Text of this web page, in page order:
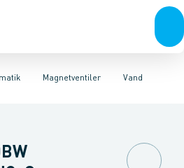
stål Galvaniseret stål PlastIndustri
Magnetventiler
ventilerPressostater Termostater
Vand
max 40 barReservedeleTilbehør